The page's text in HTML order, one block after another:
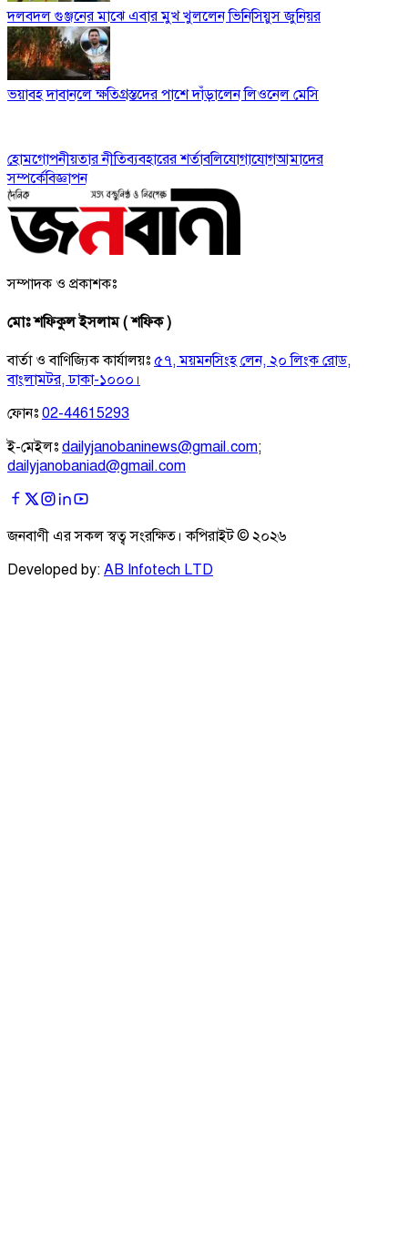
দলবদল গুঞ্জনের মাঝে এবার মুখ খুললেন ভিনিসিয়ুস জুনিয়র
ভয়াবহ দাবানলে ক্ষতিগ্রস্তদের পাশে দাঁড়ালেন লিওনেল মেসি
হোমগোপনীয়তার নীতিব্যবহারের শর্তাবলিযোগাযোগআমাদের
সম্পর্কেবিজ্ঞাপন
সম্পাদক ও প্রকাশকঃ
মোঃ শফিকুল ইসলাম ( শফিক )
বার্তা ও বাণিজ্যিক কার্যালয়ঃ ৫৭, ময়মনসিংহ লেন, ২০ লিংক রোড,
বাংলামটর, ঢাকা-১০০০।
ফোনঃ 02-44615293
ই-মেইলঃ dailyjanobaninews@gmail.com;
dailyjanobaniad@gmail.com
জনবাণী এর সকল স্বত্ব সংরক্ষিত। কপিরাইট © ২০২৬
Developed by: AB Infotech LTD